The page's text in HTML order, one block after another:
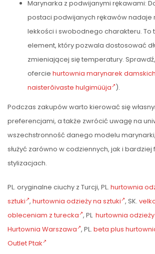
Marynarka z podwijanymi rękawami:
postaci podwijanych rękawów nadaje
lekkości i swobodnego charakteru. To
element, który pozwala dostosować
zmieniającej się temperatury.
ofercie hurtownia marynarek damskich
naisterõivaste hulgimüüja ).
Podczas zakupów warto kierować się
preferencjami, a także zwrócić uwagę na
wszechstronność danego modelu
służyć zarówno w codziennych, jak i
stylizacjach.
PL. oryginalne ciuchy z Turcji, PL. hurtownia
sztuki , hurtownia odzieży na sztuki , SK.
obleceniam z turecka , PL hurtownia
Hurtownia Warszawa , PL. beta plus
Outlet Ptak